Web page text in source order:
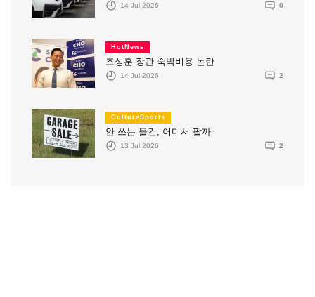
14 Jul 2026 0
HotNews
조성훈 장관 숙박비용 논란
14 Jul 2026 2
CultureSports
안 쓰는 물건, 어디서 팔까
13 Jul 2026 2